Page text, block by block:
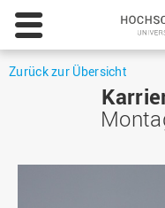
Zurück zur Übersicht